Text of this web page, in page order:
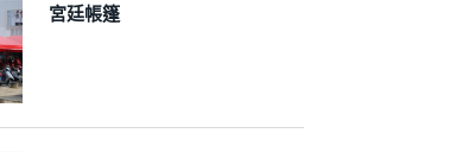
宮廷帳篷